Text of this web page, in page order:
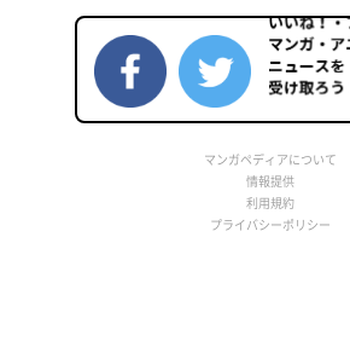
マンガペディアについて
情報提供
利用規約
プライバシーポリシー